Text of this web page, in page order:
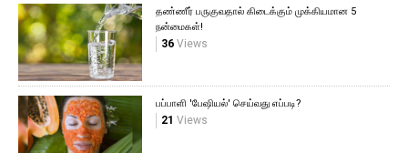
தண்ணீர் பருகுவதால் கிடைக்கும் முக்கியமான 5
நன்மைகள்!
36Views
பப்பாளி 'பேஷியல்' செய்வது எப்படி?
21 Views